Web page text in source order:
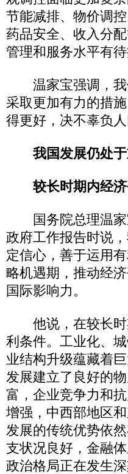
节能减排、物价调
药品安全、收入分
管理和服务水平有
温家宝强调，我
采取更加有力的措
得更好，决不辜负人
我国发展仍处
较长时期内经
国务院总理温家
政府工作报告时说
定信心，善于运用
略机遇期，推动经
国际影响力。
他说，在较长时
利条件。工业化、
业结构升级蕴藏着
发展建立了良好的
富，企业竞争力和
增强，中西部地区
发展的传统优势依
支状况良好，金融
政治格局正在发生